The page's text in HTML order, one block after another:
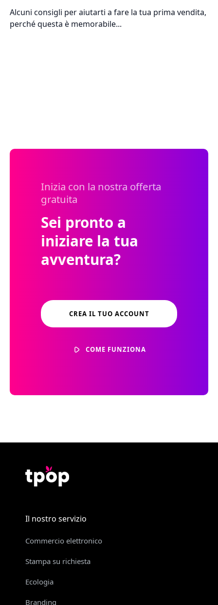
Alcuni consigli per aiutarti a fare la tua prima vendita,
perché questa è memorabile...
Inizia con la nostra offerta
gratuita
Sei pronto a
iniziare la tua
avventura?
CREA IL TUO ACCOUNT
COME FUNZIONA
Il nostro servizio
Commercio elettronico
Stampa su richiesta
Ecologia
Branding